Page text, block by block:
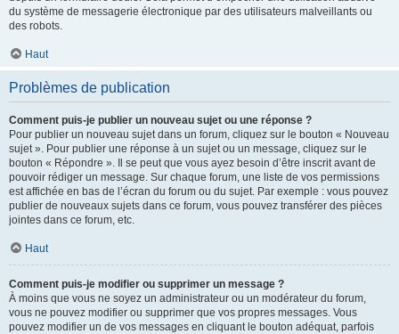
du système de messagerie électronique par des utilisateurs malveillants ou
des robots.
Haut
Problèmes de publication
Comment puis-je publier un nouveau sujet ou une réponse ?
Pour publier un nouveau sujet dans un forum, cliquez sur le bouton « Nouveau
sujet ». Pour publier une réponse à un sujet ou un message, cliquez sur le
bouton « Répondre ». Il se peut que vous ayez besoin d’être inscrit avant de
pouvoir rédiger un message. Sur chaque forum, une liste de vos permissions
est affichée en bas de l’écran du forum ou du sujet. Par exemple : vous pouvez
publier de nouveaux sujets dans ce forum, vous pouvez transférer des pièces
jointes dans ce forum, etc.
Haut
Comment puis-je modifier ou supprimer un message ?
À moins que vous ne soyez un administrateur ou un modérateur du forum,
vous ne pouvez modifier ou supprimer que vos propres messages. Vous
pouvez modifier un de vos messages en cliquant le bouton adéquat, parfois